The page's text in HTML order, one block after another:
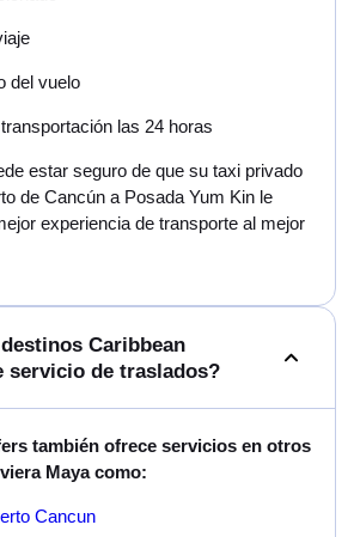
del vuelo
las 24 horas
estar seguro de que su taxi privado
de Cancún a Posada Yum Kin le
experiencia de transporte al mejor
Caribbean
servicio de traslados?
también ofrece servicios en otros
Maya como:
Cancun